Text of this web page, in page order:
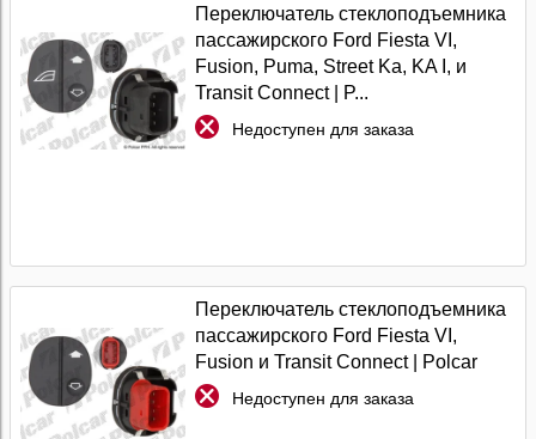
Переключатель стеклоподъемника
пассажирского Ford Fiesta VI,
Fusion, Puma, Street Ka, KA I, и
Transit Connect | P...
Недоступен для заказа
Переключатель стеклоподъемника
пассажирского Ford Fiesta VI,
Fusion и Transit Connect | Polcar
Недоступен для заказа